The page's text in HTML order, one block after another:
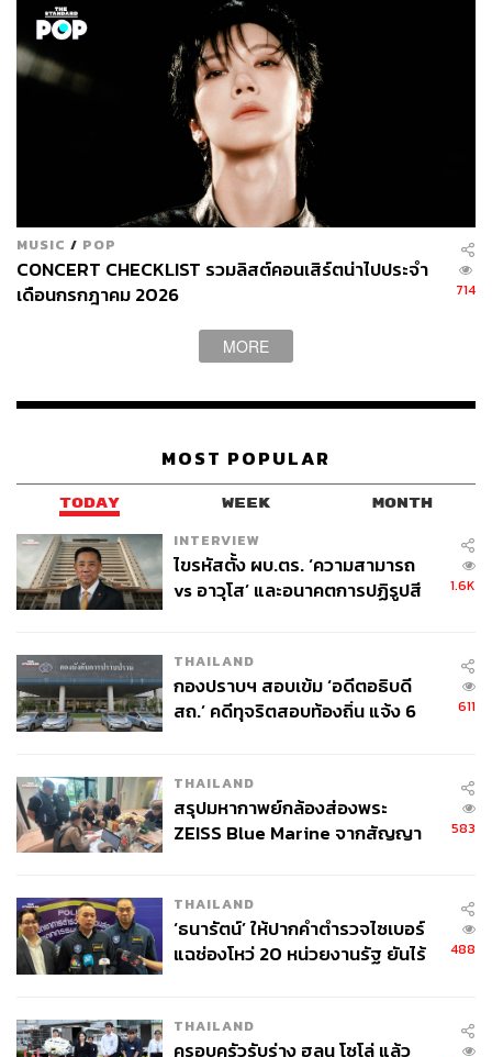
MUSIC / POP
CONCERT CHECKLIST รวมลิสต์คอนเสิร์ตน่าไปประจำ
เดือนกรกฎาคม 2026
714
MORE
MOST POPULAR
TODAY WEEK MONTH
INTERVIEW
ไขรหัสตั้ง ผบ.ตร. ‘ความสามารถ
vs อาวุโส’ และอนาคตการปฏิรูปสี
1.6K
THAILAND
กองปราบฯ สอบเข้ม ‘อดีตอธิบดี
สถ.’ คดีทุจริตสอบท้องถิ่น แจ้ง 6
611
THAILAND
สรุปมหากาพย์กล้องส่องพระ
ZEISS Blue Marine จากสัญญา
จ่ายหนี้-แอบระบุแบรนด์
583
THAILAND
‘ธนารัตน์’ ให้ปากคำตำรวจไซเบอร์
แฉช่องโหว่ 20 หน่วยงานรัฐ ยันไร้
488
THAILAND
ครอบครัวรับร่าง ฮลุน โซโล่ แล้ว